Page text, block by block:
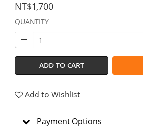
NT$1,700
QUANTITY
ADD TO CART
Add to Wishlist
Payment Options